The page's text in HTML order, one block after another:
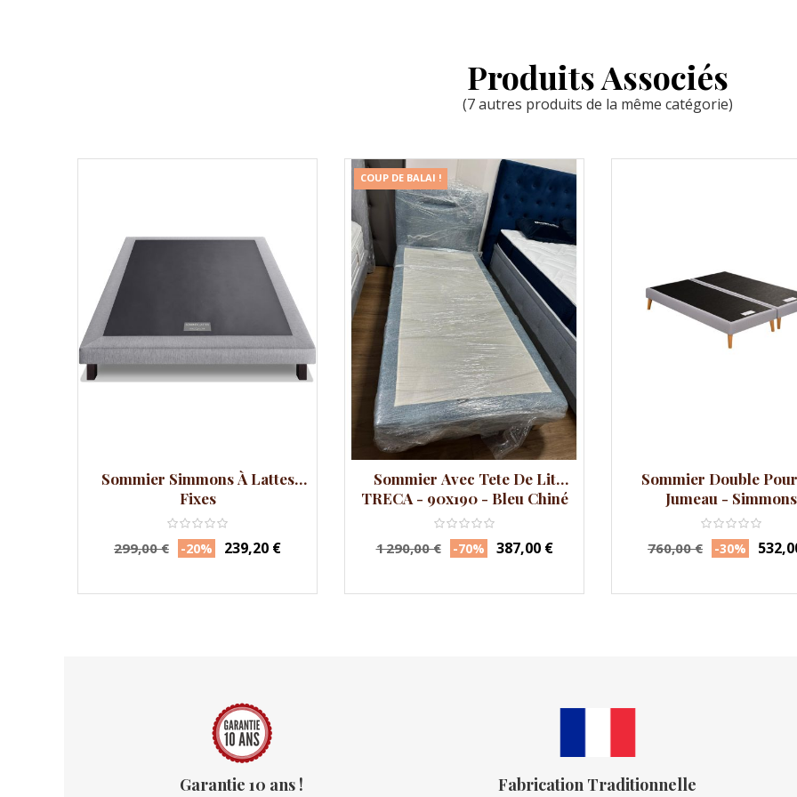
Produits Associés
(7 autres produits de la même catégorie)
Aperçu rapide
Comparer
Sommier Simmons À Lattes
Fixes
Prix
299,00 € -20% Prix
239,20 €
COUP DE BALAI !
Aperçu rapide
Sommier Avec Tete De Lit
TRECA - 90x190 - Bleu Chiné
Prix
1 290,00 € -70% Prix
387,00 €
Sommier Double
Jumeau - Simmons
Prix
760,00 € -30% Prix
Garantie 10 ans ! Fabrication Traditionnelle